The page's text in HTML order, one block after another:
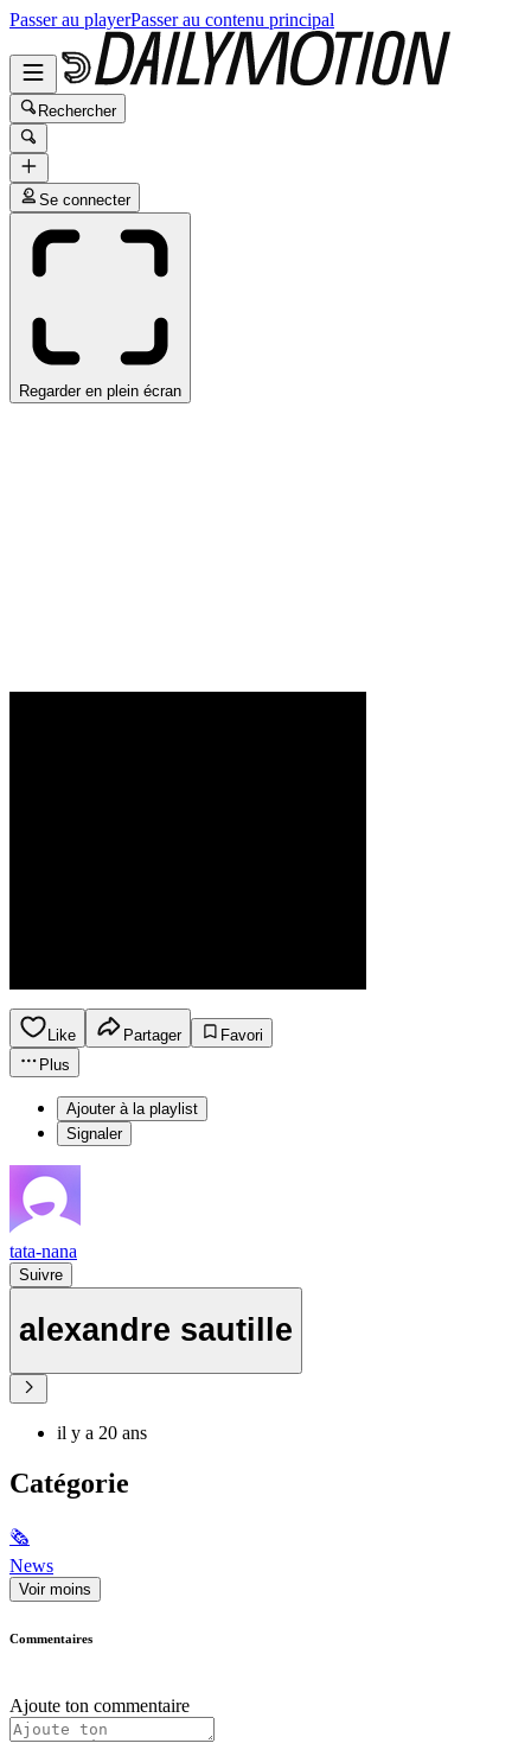
Passer au playerPasser au contenu principal
Rechercher
Se connecter
Regarder en plein écran
Like Partager
Favori
Plus
Ajouter à la playlist
Signaler
tata-nana
Suivre
alexandre sautille
il y a 20 ans
Catégorie
🗞
News
Voir moins
Commentaires
Ajoute ton commentaire